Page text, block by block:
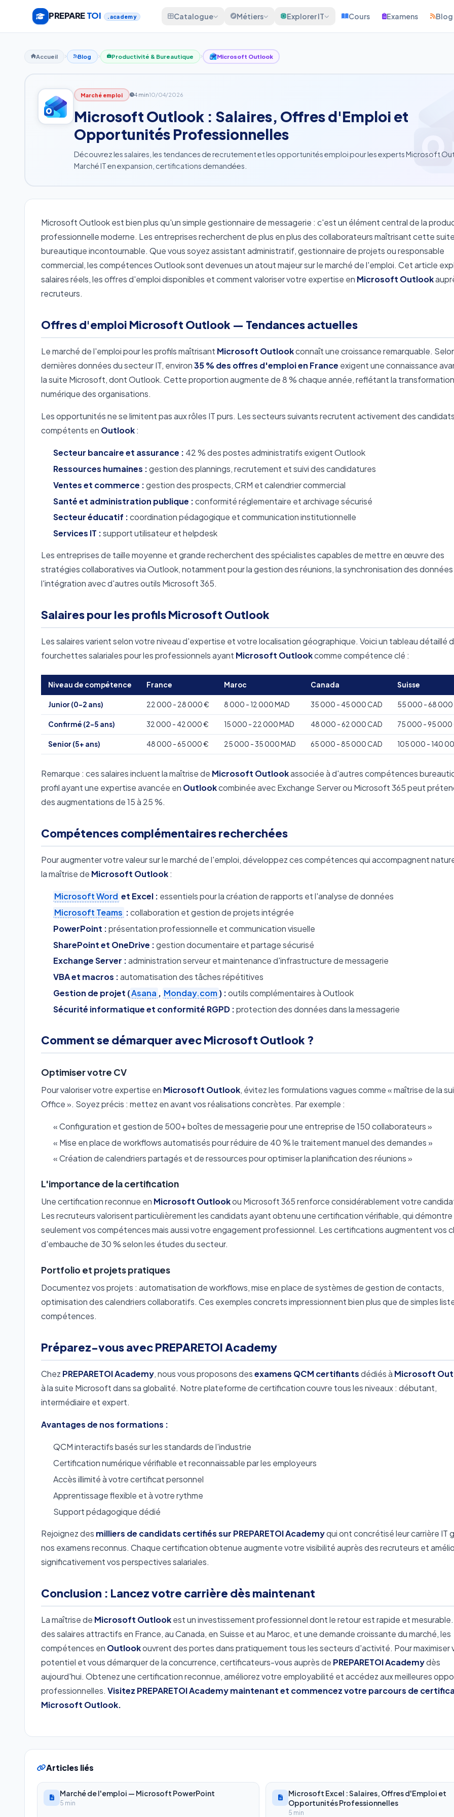
PREPARETOI .academy Catalogue Métiers Explorer IT Cours Examens Blog
Accueil Blog Productivité & Bureautique Microsoft Outlook
Marché emploi 4 min10/04/2026
Microsoft Outlook : Salaires, Offres d'Emploi et
Opportunités Professionnelles
Découvrez les salaires, les tendances de recrutement et les opportunités emploi pour les experts Microsoft
Marché IT en expansion, certifications demandées.
Microsoft Outlook est bien plus qu'un simple gestionnaire de messagerie : c'est un élément central de la
professionnelle moderne. Les entreprises recherchent de plus en plus des collaborateurs maîtrisant cette
bureautique incontournable. Que vous soyez assistant administratif, gestionnaire de projets ou responsable
commercial, les compétences Outlook sont devenues un atout majeur sur le marché de l'emploi. Cet article
salaires réels, les offres d'emploi disponibles et comment valoriser votre expertise en Microsoft Outlook
recruteurs.
Offres d'emploi Microsoft Outlook — Tendances actuelles
Le marché de l'emploi pour les profils maîtrisant Microsoft Outlookconnaît une croissance remarquable.
dernières données du secteur IT, environ35 % des offres d'emploi en France exigent une connaissance
la suite Microsoft, dont Outlook. Cette proportion augmente de 8 % chaque année, reflétant la transformation
numérique des organisations.
Les opportunités ne se limitent pas aux rôles IT purs. Les secteurs suivants recrutent activement des
compétents en Outlook:
Secteur bancaire et assurance : 42 % des postes administratifs exigent Outlook
Ressources humaines :gestion des plannings, recrutement et suivi des candidatures
Ventes et commerce :gestion des prospects, CRM et calendrier commercial
Santé et administration publique :conformité réglementaire et archivage sécurisé
Secteur éducatif :coordination pédagogique et communication institutionnelle
Services IT :support utilisateur et helpdesk
Les entreprises de taille moyenne et grande recherchent des spécialistes capables de mettre en œuvre des
stratégies collaboratives via Outlook, notamment pour la gestion des réunions, la synchronisation des
l'intégration avec d'autres outils Microsoft 365.
Salaires pour les profils Microsoft Outlook
Les salaires varient selon votre niveau d'expertise et votre localisation géographique. Voici un tableau détaillé
fourchettes salariales pour les professionnels ayant Microsoft Outlookcomme compétence clé :
Niveau de compétence France Maroc Canada Suisse
Junior (0-2 ans) 22 000 - 28 000 € 8 000 - 12 000 MAD 35 000 - 45 000 CAD 55 000 - 68 000
Confirmé (2-5 ans) 32 000 - 42 000 € 15 000 - 22 000 MAD 48 000 - 62 000 CAD 75 000 - 95 000
Senior (5+ ans) 48 000 - 65 000 € 25 000 - 35 000 MAD 65 000 - 85 000 CAD 105 000 - 140
Remarque : ces salaires incluent la maîtrise de Microsoft Outlookassociée à d'autres compétences
profil ayant une expertise avancée en Outlookcombinée avec Exchange Server ou Microsoft 365 peut
des augmentations de 15 à 25 %.
Compétences complémentaires recherchées
Pour augmenter votre valeur sur le marché de l'emploi, développez ces compétences qui accompagnent
la maîtrise de Microsoft Outlook:
Microsoft Word et Excel : essentiels pour la création de rapports et l'analyse de données
Microsoft Teams :collaboration et gestion de projets intégrée
PowerPoint :présentation professionnelle et communication visuelle
SharePoint et OneDrive :gestion documentaire et partage sécurisé
Exchange Server :administration serveur et maintenance d'infrastructure de messagerie
VBA et macros :automatisation des tâches répétitives
Gestion de projet (Asana , Monday.com) :outils complémentaires à Outlook
Sécurité informatique et conformité RGPD :protection des données dans la messagerie
Comment se démarquer avec Microsoft Outlook ?
Optimiser votre CV
Pour valoriser votre expertise en Microsoft Outlook, évitez les formulations vagues comme « maîtrise de la
Office ». Soyez précis : mettez en avant vos réalisations concrètes. Par exemple :
« Configuration et gestion de 500+ boîtes de messagerie pour une entreprise de 150 collaborateurs »
« Mise en place de workflows automatisés pour réduire de 40 % le traitement manuel des demandes »
« Création de calendriers partagés et de ressources pour optimiser la planification des réunions »
L'importance de la certification
Une certification reconnue en Microsoft Outlookou Microsoft 365 renforce considérablement votre
Les recruteurs valorisent particulièrement les candidats ayant obtenu une certification vérifiable, qui démontre
seulement vos compétences mais aussi votre engagement professionnel. Les certifications augmentent vos
d'embauche de 30 % selon les études du secteur.
Portfolio et projets pratiques
Documentez vos projets : automatisation de workflows, mise en place de systèmes de gestion de contacts,
optimisation des calendriers collaboratifs. Ces exemples concrets impressionnent bien plus que de simples
compétences.
Préparez-vous avec PREPARETOI Academy
Chez PREPARETOI Academy, nous vous proposons desexamens QCM certifiantsdédiés à Microsoft
à la suite Microsoft dans sa globalité. Notre plateforme de certification couvre tous les niveaux : débutant,
intermédiaire et expert.
Avantages de nos formations :
QCM interactifs basés sur les standards de l'industrie
Certification numérique vérifiable et reconnaissable par les employeurs
Accès illimité à votre certificat personnel
Apprentissage flexible et à votre rythme
Support pédagogique dédié
Rejoignez des milliers de candidats certifiés sur PREPARETOI Academyqui ont concrétisé leur carrière IT
nos examens reconnus. Chaque certification obtenue augmente votre visibilité auprès des recruteurs et
significativement vos perspectives salariales.
Conclusion : Lancez votre carrière dès maintenant
La maîtrise de Microsoft Outlookest un investissement professionnel dont le retour est rapide et
des salaires attractifs en France, au Canada, en Suisse et au Maroc, et une demande croissante du marché, les
compétences en Outlookouvrent des portes dans pratiquement tous les secteurs d'activité. Pour maximiser
potentiel et vous démarquer de la concurrence, certificateurs-vous auprès de PREPARETOI Academydès
aujourd'hui. Obtenez une certification reconnue, améliorez votre employabilité et accédez aux meilleures
professionnelles. Visitez PREPARETOI Academy maintenant et commencez votre parcours de
Microsoft Outlook.
Articles liés
Marché de l'emploi — Microsoft PowerPoint
5 min
Microsoft Excel : Salaires, Offres d'Emploi et
Opportunités Professionnelles
5 min